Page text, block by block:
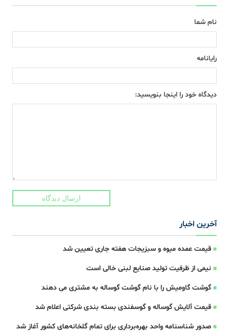
نام شما
رایانامه
دیدگاه خود را اینجا بنویسید:
ارسال دیدگاه
آخرین اخبار
قیمت عمده میوه و سبزیجات هفته جاری تعیین شد
نیمی از ظرفیت تولید صنایع لبنی خالی است
گوشت گاومیش را با نام گوشت گوساله به مشتری می دهند
قیمت آلایش گوساله و گوسفندی بسته بندی شرکتی اعلام شد
صدور شناسنامه واحد بهره‌برداری برای تمام گلخانه‌های کشور آغاز شد